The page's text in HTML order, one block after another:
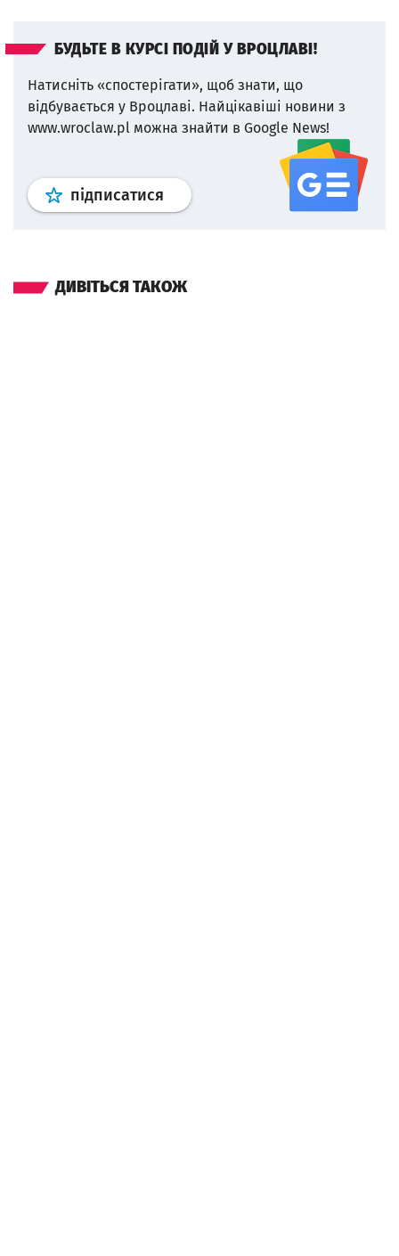
БУДЬТЕ В КУРСІ ПОДІЙ У ВРОЦЛАВІ!
Натисніть «спостерігати», щоб знати, що
відбувається у Вроцлаві. Найцікавіші новини з
www.wroclaw.pl можна знайти в Google News!
підписатися Профіль google news
ДИВІТЬСЯ ТАКОЖ